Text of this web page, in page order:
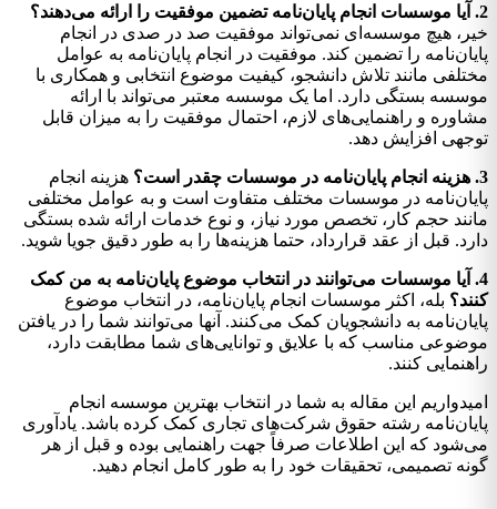
2. آیا موسسات انجام پایان‌نامه تضمین موفقیت را ارائه می‌دهند؟
خیر، هیچ موسسه‌ای نمی‌تواند موفقیت صد در صدی در انجام
پایان‌نامه را تضمین کند. موفقیت در انجام پایان‌نامه به عوامل
مختلفی مانند تلاش دانشجو، کیفیت موضوع انتخابی و همکاری با
موسسه بستگی دارد. اما یک موسسه معتبر می‌تواند با ارائه
مشاوره و راهنمایی‌های لازم، احتمال موفقیت را به میزان قابل
توجهی افزایش دهد.
3. هزینه انجام پایان‌نامه در موسسات چقدر است؟
هزینه انجام
پایان‌نامه در موسسات مختلف متفاوت است و به عوامل مختلفی
مانند حجم کار، تخصص مورد نیاز، و نوع خدمات ارائه شده بستگی
دارد. قبل از عقد قرارداد، حتما هزینه‌ها را به طور دقیق جویا شوید.
4. آیا موسسات می‌توانند در انتخاب موضوع پایان‌نامه به من کمک
کنند؟ بله، اکثر موسسات انجام پایان‌نامه، در انتخاب موضوع
پایان‌نامه به دانشجویان کمک می‌کنند. آنها می‌توانند شما را در یافتن
موضوعی مناسب که با علایق و توانایی‌های شما مطابقت دارد،
راهنمایی کنند.
امیدواریم این مقاله به شما در انتخاب بهترین موسسه انجام
پایان‌نامه رشته حقوق شرکت‌های تجاری کمک کرده باشد. یادآوری
می‌شود که این اطلاعات صرفاً جهت راهنمایی بوده و قبل از هر
گونه تصمیمی، تحقیقات خود را به طور کامل انجام دهید.